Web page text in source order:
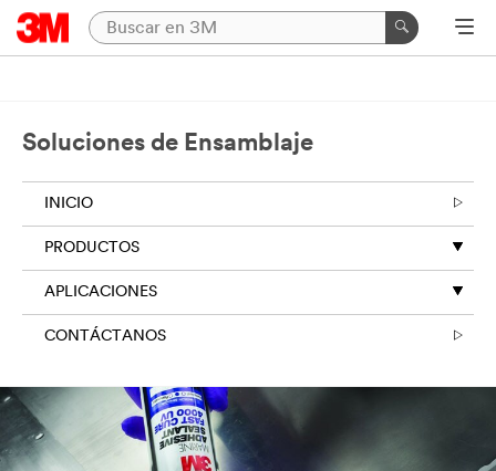
Soluciones de Ensamblaje
INICIO
PRODUCTOS
APLICACIONES
CONTÁCTANOS